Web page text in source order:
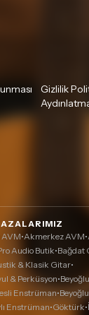
Gizlilik
AVM•Akmerkez AVM•
Audio Butik•Bağdat
& Klasik Gitar•
& Perküsyon•
Enstrüman•
Enstrüman•Göktürk•